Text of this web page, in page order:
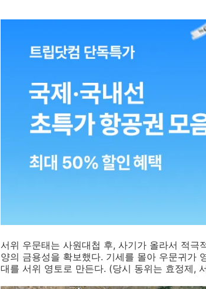
서위 우문태는 사원대첩 후, 사기가 올라서 적
양의 금용성을 확보했다. 기세를 몰아 우문귀가
대를 서위 영토로 만든다. (당시 동위는 효정제,